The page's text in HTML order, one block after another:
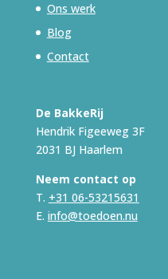
Ons werk
Blog
Contact
De BakkeRij
Hendrik Figeeweg 3F
2031 BJ Haarlem
Neem contact op
T. +31 06-53215631
E. info@toedoen.nu